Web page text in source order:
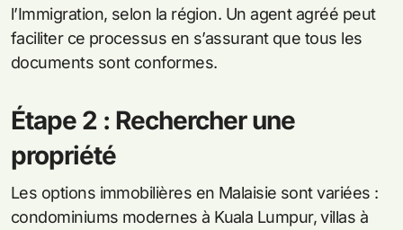
l’Immigration, selon la région. Un agent agréé peut
faciliter ce processus en s’assurant que tous les
documents sont conformes.
Étape 2 : Rechercher une
propriété
Les options immobilières en Malaisie sont variées :
condominiums modernes à Kuala Lumpur, villas à